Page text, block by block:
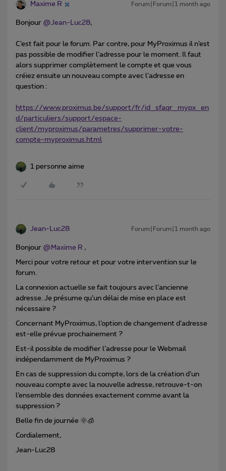
Maxime R Forum|Forum|1 month ago
Bonjour ​ @Jean-Luc28,
C’est fait pour le forum. Par contre, pour MyProximus il n’est
pas possible de modifier l’adresse pour le moment. Il faut
alors supprimer complètement le compte et que vous
créiez ensuite un nouveau compte avec l’adresse en
question :
https://www.proximus.be/support/fr/id_sfaqr_mypx_en
d/particuliers/support/espace-
client/myproximus/parametres/supprimer-votre-
compte-myproximus.html
1 personne aime
Jean-Luc28 Forum|Forum|1 month ago
Bonjour ​ @Maxime R ,
Merci pour votre retour et pour votre intervention sur le
forum.
La connexion actuelle se fait toujours avec l’ancienne
adresse. Je présume qu’un délai de mise en place est
nécessaire ?
Concernant MyProximus, l’option de changement d’adresse
est-elle prévue prochainement ?
Est-il possible de modifier l’adresse pour le Webmail
indépendamment de MyProximus ?
En cas de suppression du compte, lors de la création d’un
nouveau compte avec la nouvelle adresse, retrouve-t-on
l’ensemble des données exactement comme avant la
suppression ?
Belle fin de journée 🌞🧊
Cordialement,
Jean-Luc28